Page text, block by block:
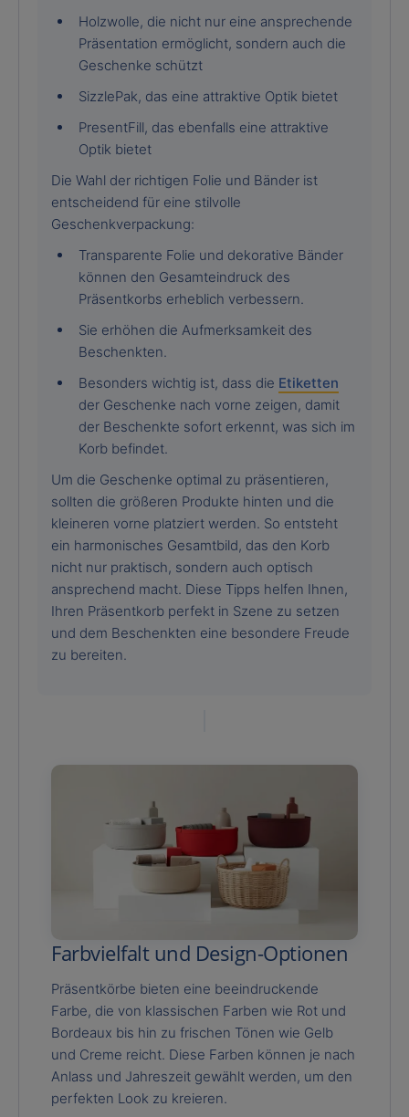
Holzwolle, die nicht nur eine ansprechende
Präsentation ermöglicht, sondern auch die
Geschenke schützt
SizzlePak, das eine attraktive Optik bietet
PresentFill, das ebenfalls eine attraktive
Optik bietet
Die Wahl der richtigen Folie und Bänder ist
entscheidend für eine stilvolle
Geschenkverpackung:
Transparente Folie und dekorative Bänder
können den Gesamteindruck des
Präsentkorbs erheblich verbessern.
Sie erhöhen die Aufmerksamkeit des
Beschenkten.
Besonders wichtig ist, dass die Etiketten
der Geschenke nach vorne zeigen, damit
der Beschenkte sofort erkennt, was sich im
Korb befindet.
Um die Geschenke optimal zu präsentieren,
sollten die größeren Produkte hinten und die
kleineren vorne platziert werden. So entsteht
ein harmonisches Gesamtbild, das den Korb
nicht nur praktisch, sondern auch optisch
ansprechend macht. Diese Tipps helfen Ihnen,
Ihren Präsentkorb perfekt in Szene zu setzen
und dem Beschenkten eine besondere Freude
zu bereiten.
Farbvielfalt und Design-Optionen
Präsentkörbe bieten eine beeindruckende
Farbe, die von klassischen Farben wie Rot und
Bordeaux bis hin zu frischen Tönen wie Gelb
und Creme reicht. Diese Farben können je nach
Anlass und Jahreszeit gewählt werden, um den
perfekten Look zu kreieren.